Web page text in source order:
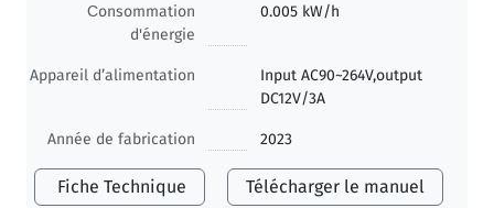
Сonsommation
d'énergie
0.005 kW/h
Appareil d’alimentation
Input AC90~264V,output
DC12V/3A
Année de fabrication 2023
Fiche Technique Télécharger le manuel